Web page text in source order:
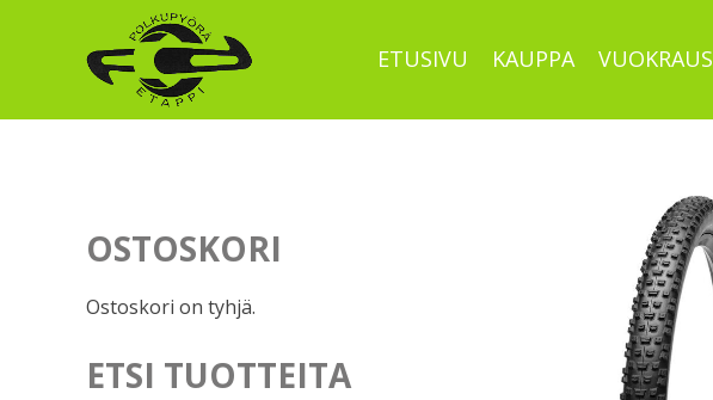
ETUSIVU KAUPPA VUOKRAUS
OSTOSKORI
Ostoskori on tyhjä.
ETSI TUOTTEITA